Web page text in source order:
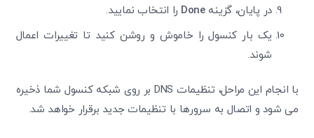
در پایان، گزینهDone را انتخاب نمایید.
یک بار کنسول را خاموش و روشن کنید تا تغییرات اعمال
شوند.
با انجام این مراحل، تنظیمات DNS بر روی شبکه کنسول شما ذخیره
می شود و اتصال به سرورها با تنظیمات جدید برقرار خواهد شد.